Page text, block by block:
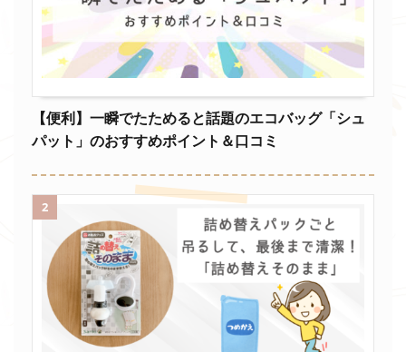
【便利】一瞬でたためると話題のエコバッグ「シュ
パット」のおすすめポイント＆口コミ
2